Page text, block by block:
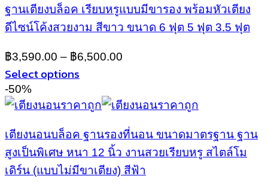
The
options
be
chosen
on
the
product
ฐานเตียงบล็อค เรียบหรูแบบมีขารอง พร้อมหัวเตียง
ดีไซน์โค้งสวยงาม สีขาว ขนาด 6 ฟุต 5 ฟุต 3.5 ฟุต
฿3,590.00 – ฿6,500.00
Select options
This
product
has
multiple
variants.
The
options
-50%
เตียงนอนบล็อค ฐานรองที่นอน ขนาดมาตรฐาน ฐาน
สูงเป็นพิเศษ หนา 12 นิ้ว งานสวยเรียบหรู สไตล์โม
เดิร์น (แบบไม่มีขาเตียง) สีฟ้า